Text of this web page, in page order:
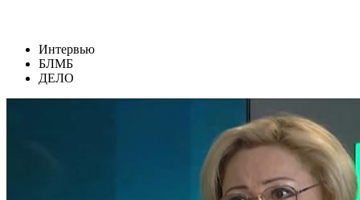
Интервью
БЛМБ
ДЕЛО